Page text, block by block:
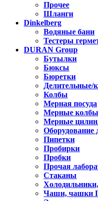
Прочее
Шланги
Dinkelberg
Водяные бани
Тестеры
DURAN Group
Бутылки
Бюксы
Бюретки
Делительные/
Колбы
Мерная посуда
Мерные колбы
Мерные
Оборудование
Пипетки
Пробирки
Пробки
Прочая
Стаканы
Чаши, чашки